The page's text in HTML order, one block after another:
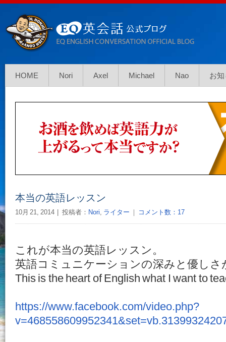
HOME Nori Axel Michael Nao お
本当の英語レッスン
10月 21, 2014 投稿者： Nori, ライター ｜ コメント数：17
これが本当の英語レッスン。
英語コミュニケーションの深みと優しさ
This is the heart of English what I want to
https://www.facebook.com/video.php?